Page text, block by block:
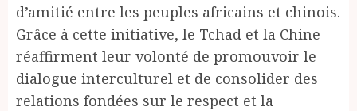
d’amitié entre les peuples africains et chinois.
Grâce à cette initiative, le Tchad et la Chine
réaffirment leur volonté de promouvoir le
dialogue interculturel et de consolider des
relations fondées sur le respect et la